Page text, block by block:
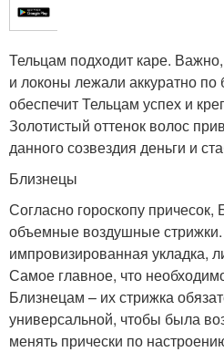
Тельцам подходит каре.
и локоны лежали аккуратно по
обеспечит Тельцам успех и
Золотистый оттенок волос
данного созвездия деньги и
Близнецы
Согласно гороскопу
объемные воздушные
импровизированная укладка,
Самое главное, что
Близнецам – их стрижка
универсальной, чтобы была
менять прически по